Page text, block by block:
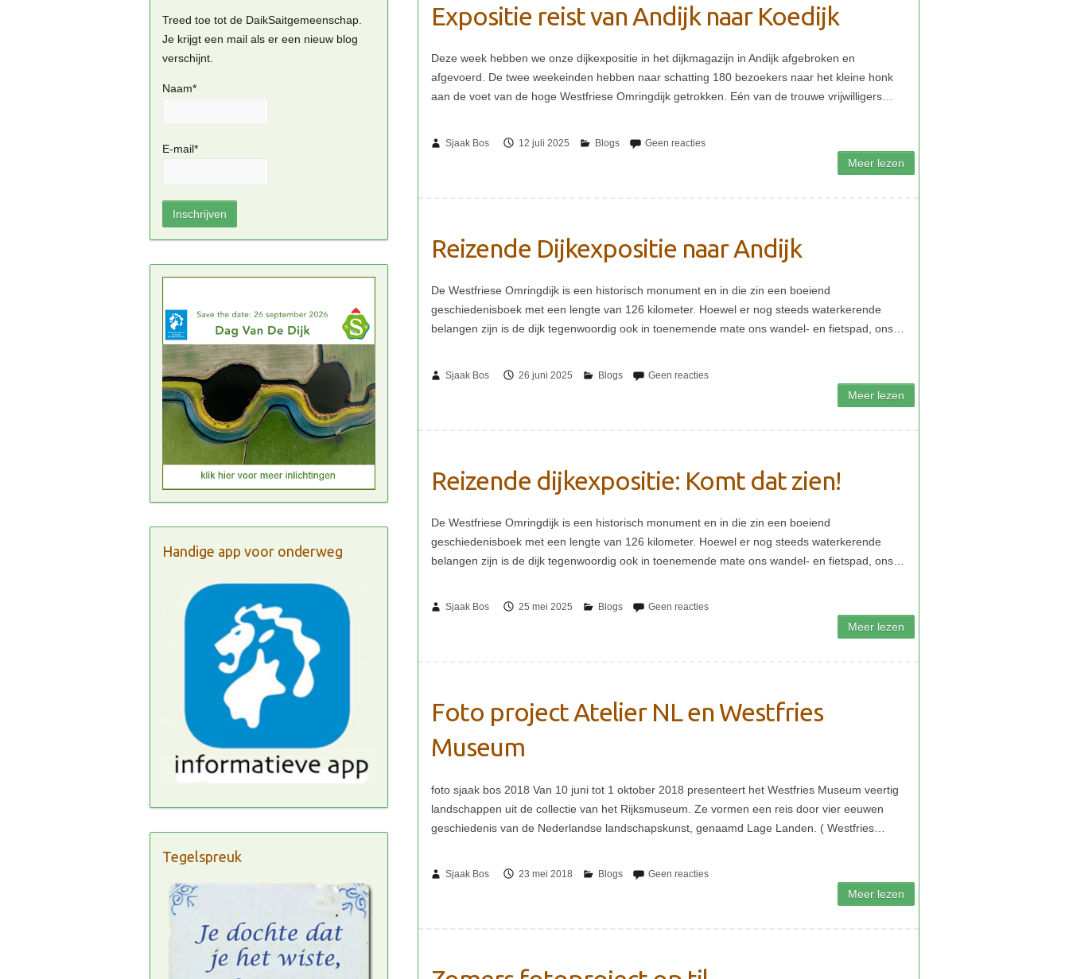
Expositie reist van Andijk naar Koedijk
Sjaak Bos 12 juli 2025
Reizende Dijkexpositie naar Andijk
Sjaak Bos 26 juni 2025
Reizende dijkexpositie: Komt dat zien!
Sjaak Bos 25 mei 2025
Foto project Atelier NL en Westfries
Museum
Sjaak Bos 23 mei 2018
Treed toe tot de DaikSaitgemeenschap.
Je krijgt een mail als er een nieuw blog
verschijnt.
Naam*
E-mail*
Handige app voor onderweg
Tegelspreuk